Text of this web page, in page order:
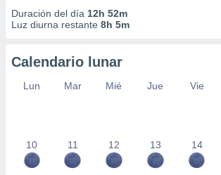
Duración del día 12h 52m
Luz diurna restante 8h 5m
Calendario lunar
Lun Mar Mié Jue Vie
10 11 12 13 14